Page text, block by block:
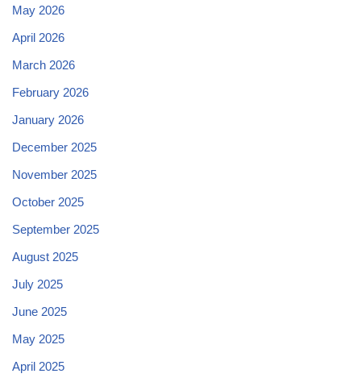
May 2026
April 2026
March 2026
February 2026
January 2026
December 2025
November 2025
October 2025
September 2025
August 2025
July 2025
June 2025
May 2025
April 2025